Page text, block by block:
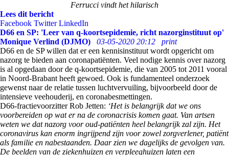
Ferrucci vindt het hilarisch
Lees dit bericht
Facebook Twitter LinkedIn
D66 en SP: 'Leer van q-koortsepidemie, richt nazorginstituut op'
Monique Verlind (DJMO)
03-05-2020 20:12
print
D66 en de SP willen dat er een kennisinstituut wordt opgericht om
nazorg te bieden aan coronapatiënten. Veel nodige kennis over nazorg
is al opgedaan door de q-koortsepidemie, die van 2005 tot 2011 vooral
in Noord-Brabant heeft gewoed. Ook is fundamenteel onderzoek
gewenst naar de relatie tussen luchtvervuiling, bijvoorbeeld door de
intensieve veehouderij, en coronabesmettingen.
D66-fractievoorzitter Rob Jetten: ‘Het is belangrijk dat we ons
voorbereiden op wat er na de coronacrisis komen gaat. Van artsen
weten we dat nazorg voor oud-patiënten heel belangrijk zal zijn. Het
coronavirus kan enorm ingrijpend zijn voor zowel zorgverlener, patiënt
als familie en nabestaanden. Daar zien we dagelijks de gevolgen van.
De beelden van de ziekenhuizen en verpleeghuizen laten een